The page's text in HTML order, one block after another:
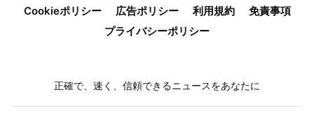
Cookieポリシー 広告ポリシー 利用規約
免責事項
プライバシーポリシー
正確で、速く、信頼できるニュースをあなたに